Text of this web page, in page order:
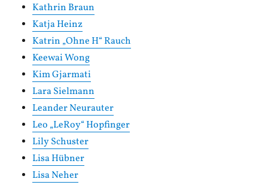
Kathrin Braun
Katja Heinz
Katrin „Ohne H“ Rauch
Keewai Wong
Kim Gjarmati
Lara Sielmann
Leander Neurauter
Leo „LeRoy“ Hopfinger
Lily Schuster
Lisa Hübner
Lisa Neher